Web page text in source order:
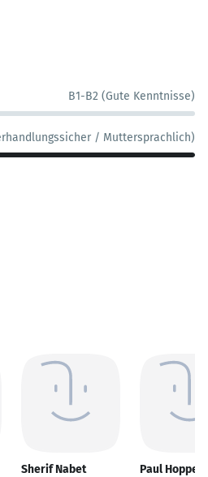
B1-B2 (Gute Kenntnisse)
/ Muttersprachlich)
Sherif Nabet Paul Hoppenz